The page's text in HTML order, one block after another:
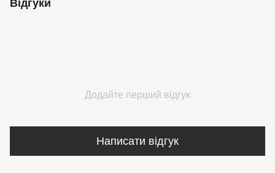
Відгуки
Додайте перший відгук
Написати відгук